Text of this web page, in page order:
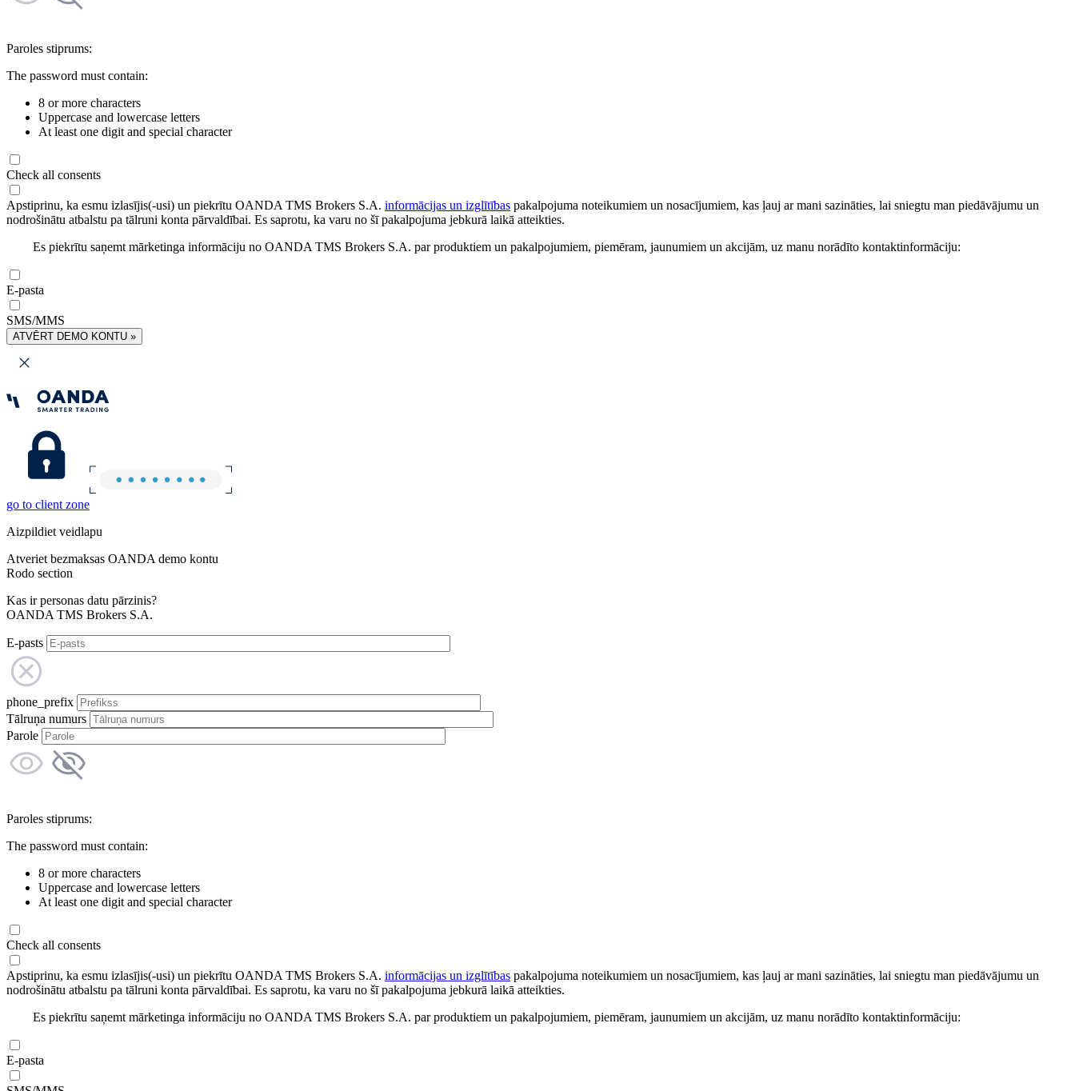
Paroles stiprums:
The password must contain:
8 or more characters
Uppercase and lowercase letters
At least one digit and special character
Check all consents
Apstiprinu, ka esmu izlasījis(-usi) un piekrītu OANDA TMS Brokers S.A. informācijas un izglītības pakalpojuma noteikumiem un nosacījumiem, kas ļauj ar mani sazināties, lai sniegtu man piedāvājumu un
nodrošinātu atbalstu pa tālruni konta pārvaldībai. Es saprotu, ka varu no šī pakalpojuma jebkurā laikā atteikties.
Es piekrītu saņemt mārketinga informāciju no OANDA TMS Brokers S.A. par produktiem un pakalpojumiem, piemēram, jaunumiem un akcijām, uz manu norādīto kontaktinformāciju:
E-pasta
SMS/MMS
ATVĒRT DEMO KONTU »
go to client zone
Aizpildiet veidlapu
Atveriet bezmaksas OANDA demo kontu
Rodo section
Kas ir personas datu pārzinis?
OANDA TMS Brokers S.A.
E-pasts
phone_prefix
Tālruņa numurs
Parole
Paroles stiprums:
The password must contain:
8 or more characters
Uppercase and lowercase letters
At least one digit and special character
Check all consents
Apstiprinu, ka esmu izlasījis(-usi) un piekrītu OANDA TMS Brokers S.A. informācijas un izglītības pakalpojuma noteikumiem un nosacījumiem, kas ļauj ar mani sazināties, lai sniegtu man piedāvājumu un
nodrošinātu atbalstu pa tālruni konta pārvaldībai. Es saprotu, ka varu no šī pakalpojuma jebkurā laikā atteikties.
Es piekrītu saņemt mārketinga informāciju no OANDA TMS Brokers S.A. par produktiem un pakalpojumiem, piemēram, jaunumiem un akcijām, uz manu norādīto kontaktinformāciju:
E-pasta